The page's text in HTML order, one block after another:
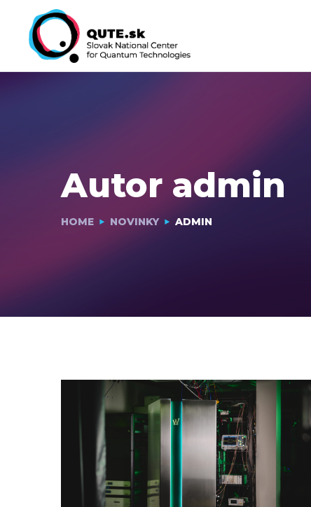
Autor admin
HOME NOVINKY ADMIN